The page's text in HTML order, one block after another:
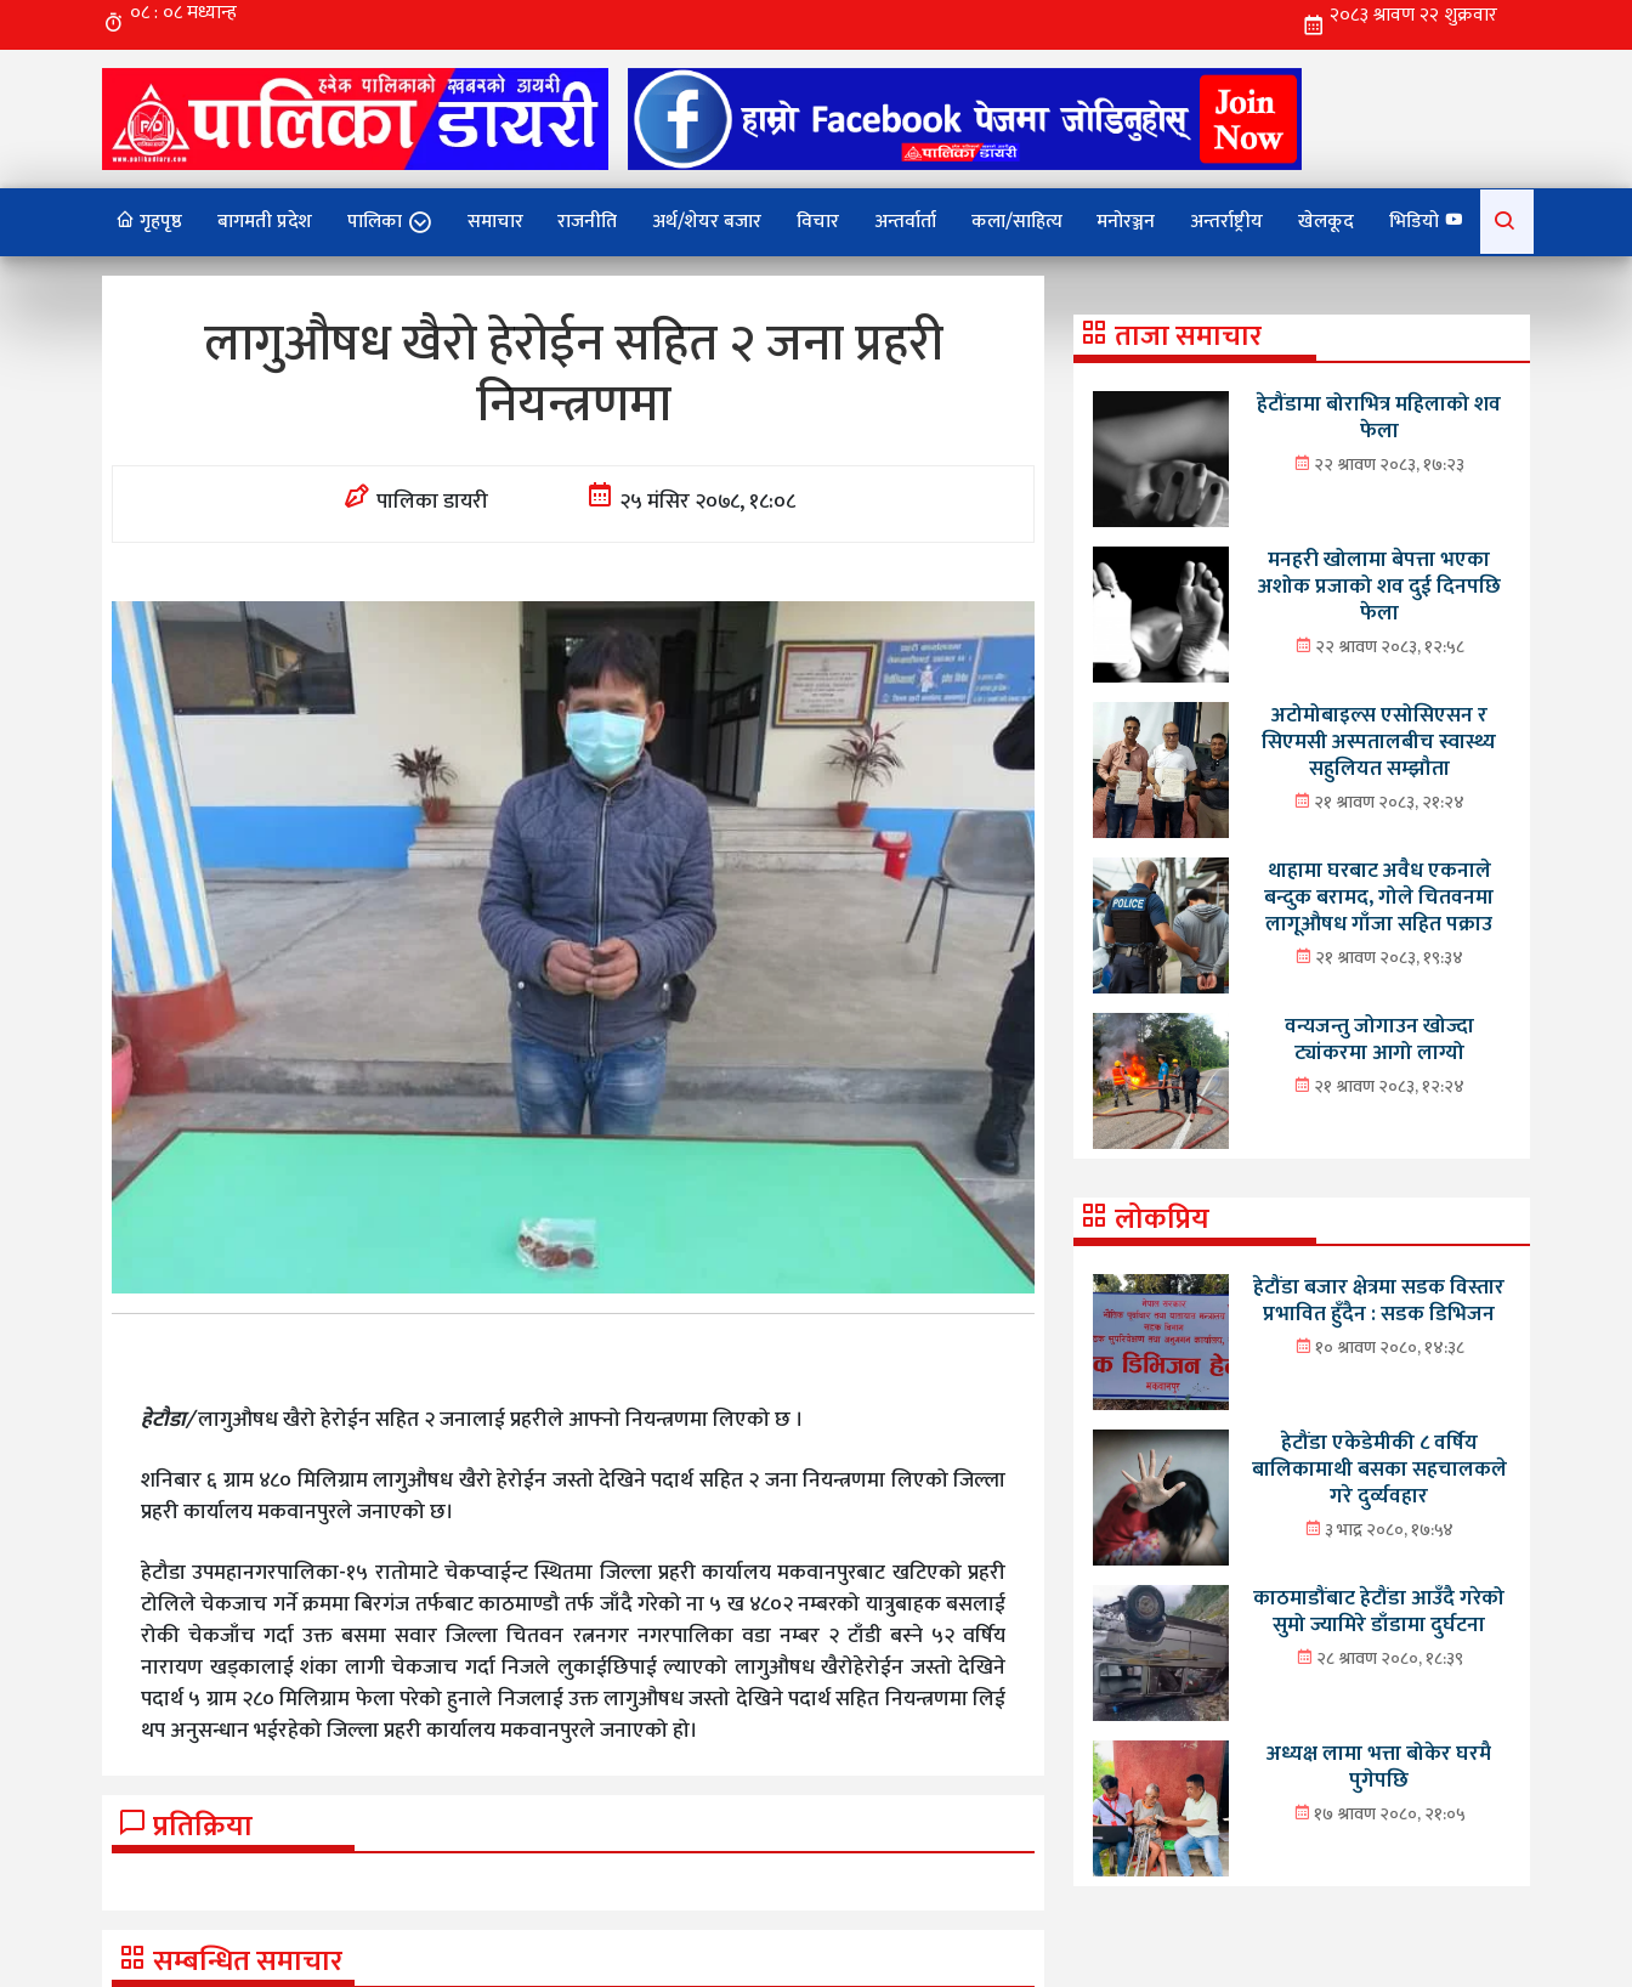
गृहपृष्ठ बागमती प्रदेश पालिका समाचार राजनीति अर्थ/शेयर बजार विचार अन्तर्वार्ता कला/साहित्य मनोरञ्जन अन्तर्राष्ट्रीय खेलकूद भिडियो
for:
लागुऔषध खैरो हेरोईन सहित २ जना प्रहरी
नियन्त्रणमा
पालिका डायरी २५ मंसिर २०७८, १८:०८
हेटौडा/लागुऔषध खैरो हेरोईन सहित २ जनालाई प्रहरीले आफ्नो नियन्त्रणमा लिएको छ ।
शनिबार ६ ग्राम ४८० मिलिग्राम लागुऔषध खैरो हेरोईन जस्तो देखिने पदार्थ सहित २ जना नियन्त्रणमा लिएको जिल्ला
प्रहरी कार्यालय मकवानपुरले जनाएको छ।
हेटौडा उपमहानगरपालिका-१५ रातोमाटे चेकप्वाईन्ट स्थितमा जिल्ला प्रहरी कार्यालय मकवानपुरबाट खटिएको प्रहरी
टोलिले चेकजाच गर्ने क्रममा बिरगंज तर्फबाट काठमाण्डौ तर्फ जाँदै गरेको ना ५ ख ४८०२ नम्बरको यात्रुबाहक बसलाई
रोकी चेकजाँच गर्दा उक्त बसमा सवार जिल्ला चितवन रत्ननगर नगरपालिका वडा नम्बर २ टाँडी बस्ने ५२ वर्षिय
नारायण खड्कालाई शंका लागी चेकजाच गर्दा निजले लुकाईछिपाई ल्याएको लागुऔषध खैरोहेरोईन जस्तो देखिने
पदार्थ ५ ग्राम २८० मिलिग्राम फेला परेको हुनाले निजलाई उक्त लागुऔषध जस्तो देखिने पदार्थ सहित नियन्त्रणमा लिई
थप अनुसन्धान भईरहेको जिल्ला प्रहरी कार्यालय मकवानपुरले जनाएको हो।
प्रतिक्रिया
सम्बन्धित समाचार
ताजा समाचार
हेटौंडामा बोराभित्र महिलाको शव
फेला
२२ श्रावण २०८३, १७:२३
मनहरी खोलामा बेपत्ता भएका
अशोक प्रजाको शव दुई दिनपछि
फेला
२२ श्रावण २०८३, १२:५८
अटोमोबाइल्स एसोसिएसन र
सिएमसी अस्पतालबीच स्वास्थ्य
सहुलियत सम्झौता
२१ श्रावण २०८३, २१:२४
थाहामा घरबाट अवैध एकनाले
बन्दुक बरामद, गोले चितवनमा
लागूऔषध गाँजा सहित पक्राउ
२१ श्रावण २०८३, १९:३४
वन्यजन्तु जोगाउन खोज्दा
ट्यांकरमा आगो लाग्यो
२१ श्रावण २०८३, १२:२४
लोकप्रिय
हेटौंडा बजार क्षेत्रमा सडक विस्तार
प्रभावित हुँदैन : सडक डिभिजन
१० श्रावण २०८०, १४:३८
हेटौंडा एकेडेमीकी ८ वर्षिय
बालिकामाथी बसका सहचालकले
गरे दुर्व्यवहार
३ भाद्र २०८०, १७:५४
काठमाडौंबाट हेटौंडा आउँदै गरेको
सुमो ज्यामिरे डाँडामा दुर्घटना
२८ श्रावण २०८०, १८:३९
अध्यक्ष लामा भत्ता बोकेर घरमै
पुगेपछि
१७ श्रावण २०८०, २१:०५